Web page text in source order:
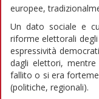
europee,
Un dato sociale e
riforme elettorali
espressività
dagli elettori,
fallito o si era
(politiche, regionali).